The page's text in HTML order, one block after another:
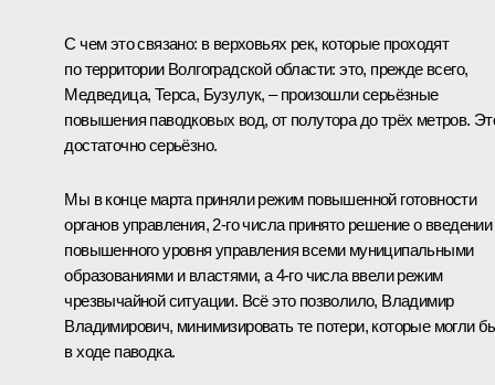
С чем это связано: в верховьях рек, которые проходят
по территории Волгоградской области: это, прежде всего,
Медведица, Терса, Бузулук, – произошли серьёзные
повышения паводковых вод, от полутора до трёх метров.
достаточно серьёзно.
Мы в конце марта приняли режим повышенной готовности
органов управления, 2-го числа принято решение о введении
повышенного уровня управления всеми муниципальными
образованиями и властями, а 4-го числа ввели режим
чрезвычайной ситуации. Всё это позволило, Владимир
Владимирович, минимизировать те потери, которые могли
в ходе паводка.